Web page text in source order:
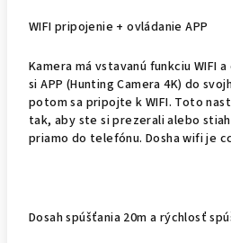
WIFI pripojenie + ovládanie APP
Kamera má vstavanú funkciu WIFI
si APP (Hunting Camera 4K) do
potom sa pripojte k WIFI. Toto
tak, aby ste si prezerali alebo
priamo do telefónu. Dosha wifi je
Dosah spúšťania 20m a rýchlosť